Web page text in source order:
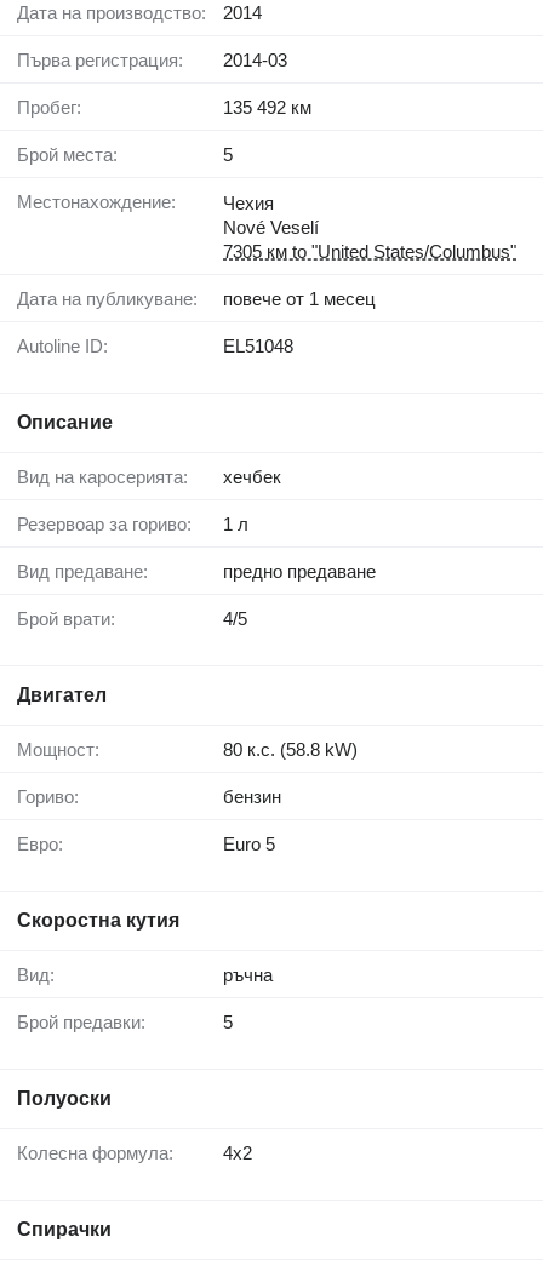
Дата на производство: 2014
Първа регистрация: 2014-03
Пробег: 135 492 км
Брой места: 5
Местонахождение:
Чехия
Nové Veselí
7305 км to "United States/Columbus"
Дата на публикуване: повече от 1 месец
Autoline ID: EL51048
Описание
Вид на каросерията: хечбек
Резервоар за гориво: 1 л
Вид предаване: предно предаване
Брой врати: 4/5
Двигател
Мощност: 80 к.с. (58.8 kW)
Гориво: бензин
Евро: Euro 5
Скоростна кутия
Вид: ръчна
Брой предавки: 5
Полуоски
Колесна формула: 4x2
Спирачки